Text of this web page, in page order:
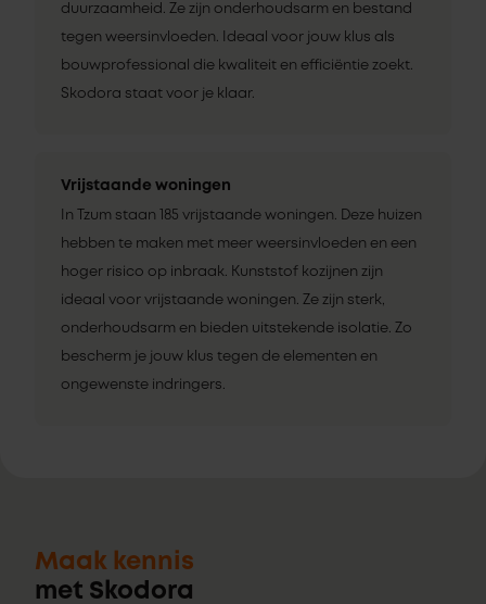
duurzaamheid. Ze zijn onderhoudsarm en bestand
tegen weersinvloeden. Ideaal voor jouw klus als
bouwprofessional die kwaliteit en efficiëntie zoekt.
Skodora staat voor je klaar.
Vrijstaande woningen
In Tzum staan 185 vrijstaande woningen. Deze huizen
hebben te maken met meer weersinvloeden en een
hoger risico op inbraak. Kunststof kozijnen zijn
ideaal voor vrijstaande woningen. Ze zijn sterk,
onderhoudsarm en bieden uitstekende isolatie. Zo
bescherm je jouw klus tegen de elementen en
ongewenste indringers.
Maak kennis
met Skodora